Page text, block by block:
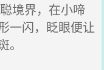
境界，在小啼
一闪，眨眼便让